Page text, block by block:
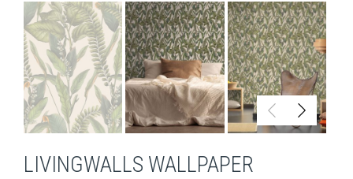
LIVINGWALLS WALLPAPER